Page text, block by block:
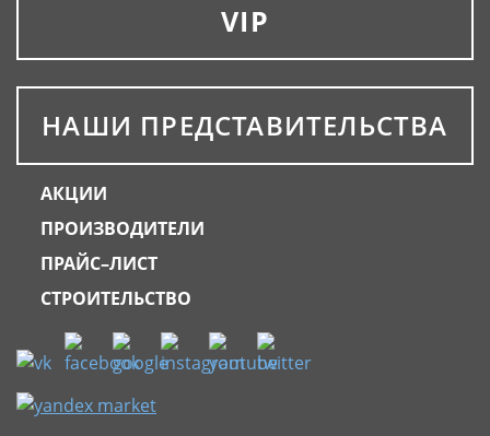
VIP
НАШИ ПРЕДСТАВИТЕЛЬСТВА
АКЦИИ
ПРОИЗВОДИТЕЛИ
ПРАЙС–ЛИСТ
СТРОИТЕЛЬСТВО